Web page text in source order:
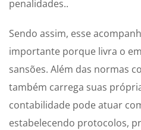
penalidades..
Sendo assim, esse
importante porque livra o
sansões. Além das normas
também carrega suas
contabilidade pode atuar
estabelecendo protocolos,